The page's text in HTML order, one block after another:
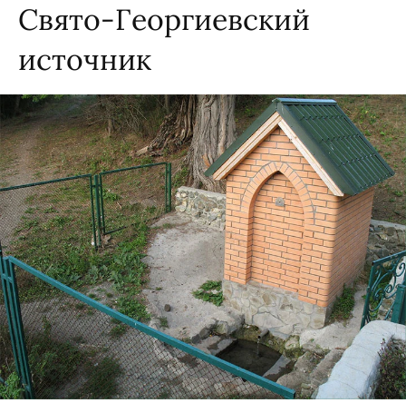
Свято-Георгиевский
источник